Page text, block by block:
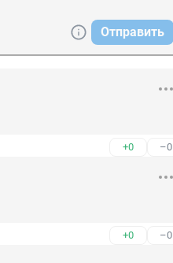
Отправить
+0 –0
+0 –0